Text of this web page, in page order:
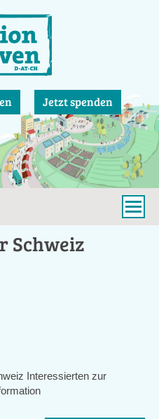
Jetzt spenden
Schweiz
Interessierten zur